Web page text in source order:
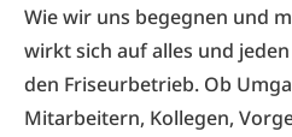
Wie wir uns begegnen und
wirkt sich auf alles und
den Friseurbetrieb. Ob
Mitarbeitern, Kollegen,